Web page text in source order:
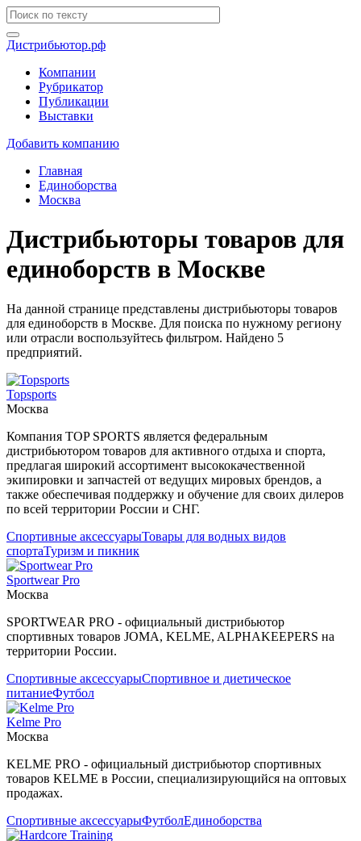
Дистрибьютор.рф
Компании
Рубрикатор
Публикации
Выставки
Добавить компанию
Главная
Единоборства
Москва
Дистрибьюторы товаров для
единоборств в Москве
На данной странице представлены дистрибьюторы товаров
для единоборств в Москве. Для поиска по нужному региону
или отрасли воспользуйтесь фильтром. Найдено 5
предприятий.
Topsports
Москва
Компания TOP SPORTS является федеральным
дистрибьютором товаров для активного отдыха и спорта,
предлагая широкий ассортимент высококачественной
экипировки и запчастей от ведущих мировых брендов, а
также обеспечивая поддержку и обучение для своих дилеров
по всей территории России и СНГ.
Спортивные аксессуарыТовары для водных видов
спортаТуризм и пикник
Sportwear Pro
Москва
SPORTWEAR PRO - официальный дистрибьютор
спортивных товаров JOMA, KELME, ALPHAKEEPERS на
территории России.
Спортивные аксессуарыСпортивное и диетическое
питаниеФутбол
Kelme Pro
Москва
KELME PRO - официальный дистрибьютор спортивных
товаров KELME в России, специализирующийся на оптовых
продажах.
Спортивные аксессуарыФутболЕдиноборства